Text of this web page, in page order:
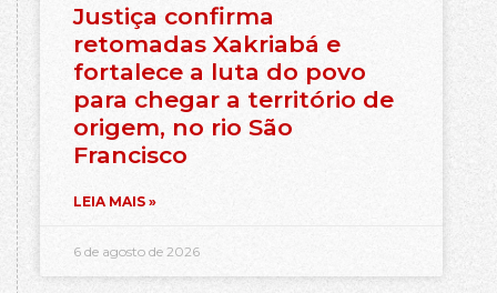
Justiça confirma
retomadas Xakriabá e
fortalece a luta do povo
para chegar a território de
origem, no rio São
Francisco
LEIA MAIS »
6 de agosto de 2026